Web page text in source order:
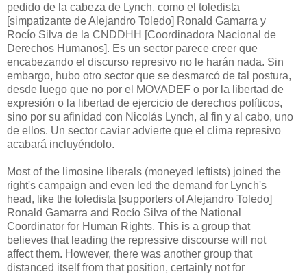
pedido de la cabeza de Lynch, como el toledista
[simpatizante de Alejandro Toledo] Ronald Gamarra y
Rocío Silva de la CNDDHH [Coordinadora Nacional de
Derechos Humanos]. Es un sector parece creer que
encabezando el discurso represivo no le harán nada. Sin
embargo, hubo otro sector que se desmarcó de tal postura,
desde luego que no por el MOVADEF o por la libertad de
expresión o la libertad de ejercicio de derechos políticos,
sino por su afinidad con Nicolás Lynch, al fin y al cabo, uno
de ellos. Un sector caviar advierte que el clima represivo
acabará incluyéndolo.
Most of the limosine liberals (moneyed leftists) joined the
right's campaign and even led the demand for Lynch's
head, like the toledista [supporters of Alejandro Toledo]
Ronald Gamarra and Rocío Silva of the National
Coordinator for Human Rights. This is a group that
believes that leading the repressive discourse will not
affect them. However, there was another group that
distanced itself from that position, certainly not for